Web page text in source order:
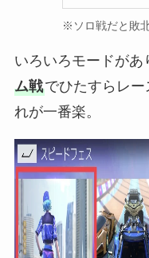
※ソロ戦だと敗
いろいろモードがあ
ム戦でひたすらレー
れが一番楽。